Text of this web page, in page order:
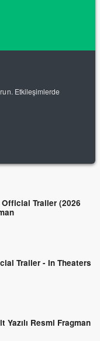
Etkileşimlerde
Trailer (2026
Trailer - In Theaters
Resmi Fragman